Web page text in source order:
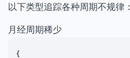
以下类型追踪各种周期不规律：
月经周期稀少
{